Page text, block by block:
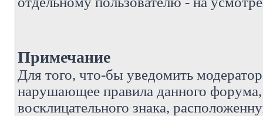
Примечание
Для того, что-бы уведомить
нарушающее правила данного форума,
восклицательного знака,